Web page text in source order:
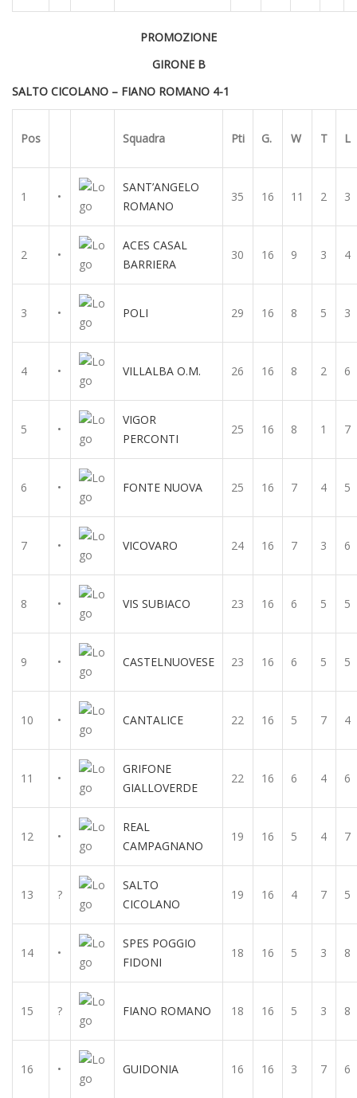
PROMOZIONE
GIRONE B
SALTO CICOLANO – FIANO ROMANO 4-1
Pos Squadra Pti G. W T L
1 •
SANT’ANGELO
ROMANO
35 16 11 2 3
2 •
ACES CASAL
BARRIERA
30 16 9 3 4
3 • POLI 29 16 8 5 3
4 • VILLALBA O.M. 26 16 8 2 6
5 •
VIGOR
PERCONTI
25 16 8 1 7
6 • FONTE NUOVA 25 16 7 4 5
7 • VICOVARO 24 16 7 3 6
8 • VIS SUBIACO 23 16 6 5 5
9 • CASTELNUOVESE 23 16 6 5 5
10 • CANTALICE 22 16 5 7 4
11 •
GRIFONE
GIALLOVERDE
22 16 6 4 6
12 •
REAL
CAMPAGNANO
19 16 5 4 7
13 ?
SALTO
CICOLANO
19 16 4 7 5
14 •
SPES POGGIO
FIDONI
18 16 5 3 8
15 ? FIANO ROMANO 18 16 5 3 8
16 • GUIDONIA 16 16 3 7 6